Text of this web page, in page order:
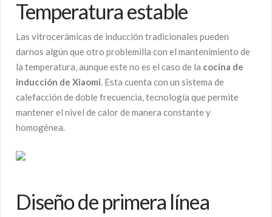
Temperatura estable
Las vitrocerámicas de inducción tradicionales pueden
darnos algún que otro problemilla con el mantenimiento de
la temperatura, aunque este no es el caso de la cocina de
inducción de Xiaomi. Esta cuenta con un sistema de
calefacción de doble frecuencia, tecnología que permite
mantener el nivel de calor de manera constante y
homogénea.
Diseño de primera línea